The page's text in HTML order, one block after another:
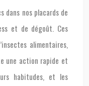
dans nos placards de
et de dégoût. Ces
alimentaires,
une action rapide et
habitudes, et les